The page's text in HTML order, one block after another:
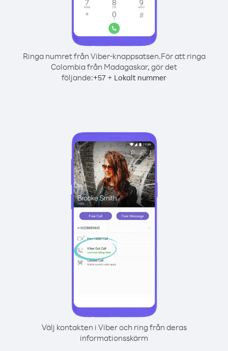
Ringa numret från Viber-knappsatsen.För att ringa
Colombia från Madagaskar, gör det
följande:+57 + Lokalt nummer
Välj kontakten i Viber och ring från deras
informationsskärm